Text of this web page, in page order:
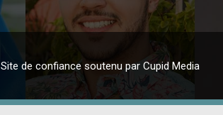
Site de confiance soutenu par Cupid Media